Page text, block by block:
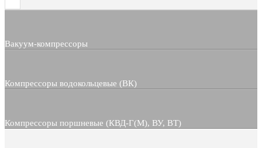
Вакуум-компрессоры
Компрессоры водокольцевые (ВК)
Компрессоры поршневые (КВД-Г(М), ВУ, ВТ)